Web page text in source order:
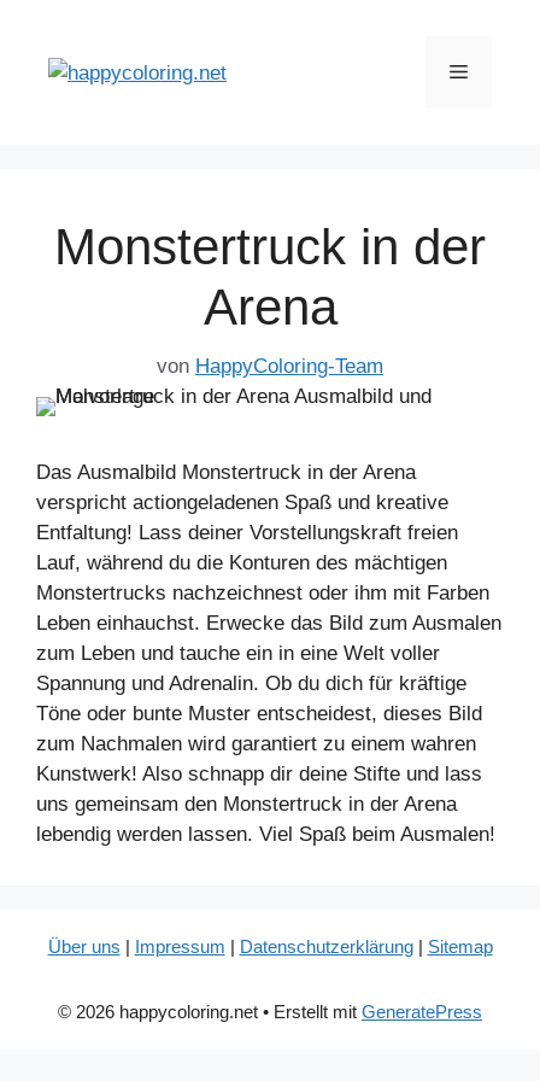
springen
Menü
Monstertruck in der
Arena
von HappyColoring-Team
Das Ausmalbild Monstertruck in der Arena
verspricht actiongeladenen Spaß und kreative
Entfaltung! Lass deiner Vorstellungskraft freien
Lauf, während du die Konturen des mächtigen
Monstertrucks nachzeichnest oder ihm mit Farben
Leben einhauchst. Erwecke das Bild zum Ausmalen
zum Leben und tauche ein in eine Welt voller
Spannung und Adrenalin. Ob du dich für kräftige
Töne oder bunte Muster entscheidest, dieses Bild
zum Nachmalen wird garantiert zu einem wahren
Kunstwerk! Also schnapp dir deine Stifte und lass
uns gemeinsam den Monstertruck in der Arena
lebendig werden lassen. Viel Spaß beim Ausmalen!
Über uns | Impressum | Datenschutzerklärung| Sitemap
© 2026 happycoloring.net • Erstellt mit GeneratePress